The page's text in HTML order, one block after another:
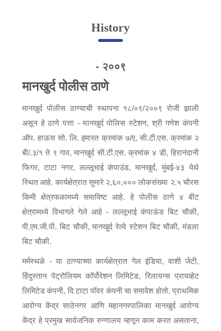
Online Complaint
Servant Information
Citizen′s Corner
Police Clearance Services
Accident Compensation
Right To Information
Passport Status
GRAS Payment
Useful websites
Licensing Unit
Citizen Wall
Information of Arrested Accused
Safety Tips
Help Us
Tenders
FAQ
Police Corner
History
- २००९
मानखुर्द पोलीस ठाणे
मानखुर्द पोलीस ठाण्याची स्थापना १८/०९/२००९ रोजी झाली
असून हे ठाणे पत्ता - मानखुर्द पोलिस स्टेशन, श्री गणेश कंपनी
ऑप. हाऊस सो. लि. इमारत क्रमांक ७/ए, सी.टी.एस. क्रमांक २
बी/.३/१ ते ९ गाव, मानखुर्द सी.टी.एस. क्रमांक ४ डी, हिरानंदानी
फिगर, टाटा नगर, लल्लूभाई कंपाउंड, मानखुर्द, मुंबई-४३ येथे
स्थित आहे. कार्यक्षेत्रात सुमारे २,६०,००० लोकसंख्या २.५ चौरस
किमी क्षेत्रफळामध्ये समाविष्ट आहे. हे पोलीस ठाणे ४ बीट
क्षेत्रामध्ये विभागले गेले आहे - लल्लूभाई कंपाऊंड बिट चौकी,
पी.एम.जी.पी. बिट चौकी, मानखुर्द रेल्वे स्टेशन बिट चौकी, मंडला
बिट चौकी.
मर्मस्थळे - या ठाण्याच्या कार्यक्षेत्रात गेल इंडिया, वाशी जेटी,
हिंदुस्तान पेट्रोलियम कॉर्पोरेशन लिमिटेड, रिलायन्स प्रायव्हेट
लिमिटेड कंपनी, दि टाटा पॉवर कंपनी चा समावेश होतो. प्राथमिक
आरोग्य केंद्र साठेनगर आणि महानगरपालिका मानखुर्द आरोग्य
केंद्र हे प्रमुख सार्वजनिक रुग्णालय म्हणून काम करत असताना,